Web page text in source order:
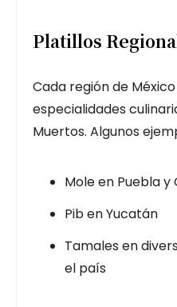
Platillos
Cada región de
especialidades
Muertos. Algunos
Mole en Puebla y
Pib en Yucatán
Tamales en
el país